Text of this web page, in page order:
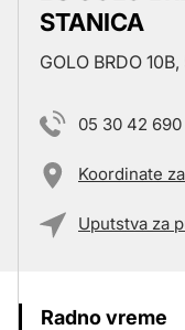
STANICA
GOLO BRDO
05 30 42 690
Koordinate
Uputstva za
Radno vreme